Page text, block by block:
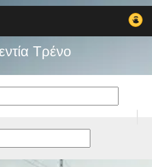
Tρένο